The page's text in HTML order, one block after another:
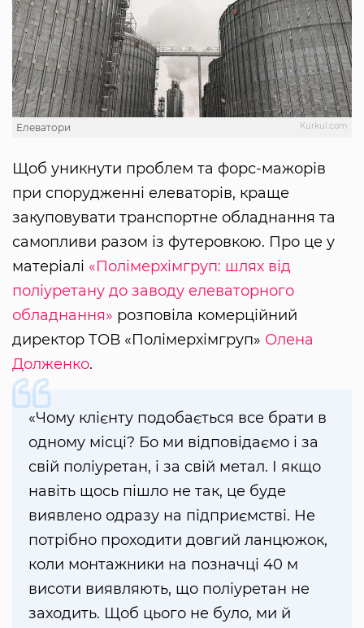
Kurkul.com
Елеватори
Щоб уникнути проблем та форс-мажорів
при спорудженні елеваторів, краще
закуповувати транспортне обладнання та
самопливи разом із футеровкою. Про це у
матеріалі «Полімерхімгруп: шлях від
поліуретану до заводу елеваторного
обладнання» розповіла комерційний
директор ТОВ «Полімерхімгруп» Олена
Долженко.
«Чому клієнту подобається все брати в
одному місці? Бо ми відповідаємо і за
свій поліуретан, і за свій метал. І якщо
навіть щось пішло не так, це буде
виявлено одразу на підприємстві. Не
потрібно проходити довгий ланцюжок,
коли монтажники на позначці 40 м
висоти виявляють, що поліуретан не
заходить. Щоб цього не було, ми й